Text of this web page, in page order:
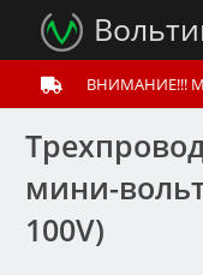
ВНИМАНИЕ!!!
мини-
100V)